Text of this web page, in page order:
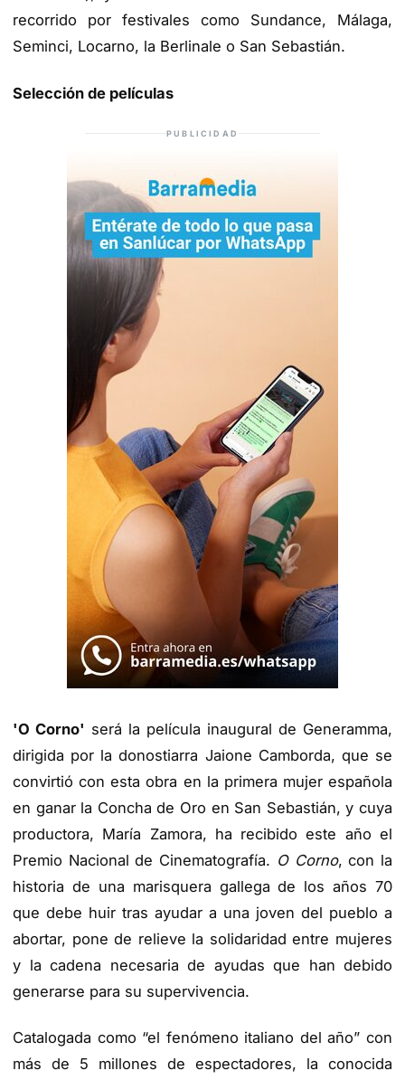
recorrido por festivales como Sundance, Málaga,
Seminci, Locarno, la Berlinale o San Sebastián.
Selección de películas
PUBLICIDAD
'O Corno' será la película inaugural de Generamma,
dirigida por la donostiarra Jaione Camborda, que se
convirtió con esta obra en la primera mujer española
en ganar la Concha de Oro en San Sebastián, y cuya
productora, María Zamora, ha recibido este año el
Premio Nacional de Cinematografía. O Corno, con la
historia de una marisquera gallega de los años 70
que debe huir tras ayudar a una joven del pueblo a
abortar, pone de relieve la solidaridad entre mujeres
y la cadena necesaria de ayudas que han debido
generarse para su supervivencia.
Catalogada como “el fenómeno italiano del año” con
más de 5 millones de espectadores, la conocida